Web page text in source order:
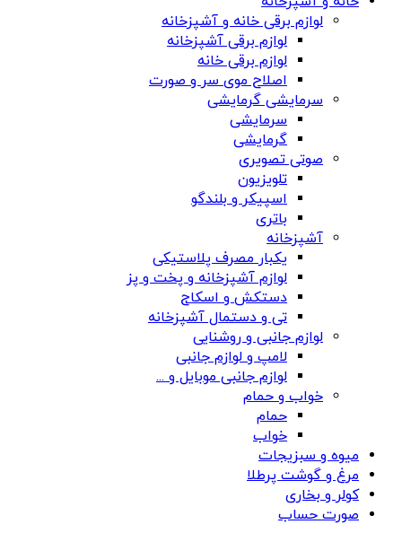
لوازم برقی خانه و آشپزخانه
لوازم برقی آشپزخانه
لوازم برقی خانه
اصلاح موی سر و صورت
سرمایشی گرمایشی
سرمایشی
گرمایشی
صوتی تصویری
تلویزیون
اسپیکر و بلندگو
باتری
آشپزخانه
یکبار مصرف پلاستیکی
لوازم آشپزخانه و پخت و پز
دستکش و اسکاج
تی و دستمال آشپزخانه
لوازم جانبی و روشنایی
لامپ و لوازم جانبی
لوازم جانبی موبایل و ...
خواب و حمام
حمام
خواب
میوه و سبزیجات
مرغ و گوشت پرطلا
کولر و بخاری
صورت حساب